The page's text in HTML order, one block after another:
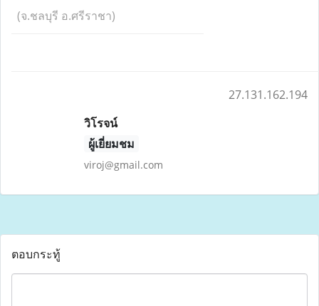
(จ.ชลบุรี อ.ศรีราชา)
27.131.162.194
วิโรจน์
ผู้เยี่ยมชม
viroj@gmail.com
ตอบกระทู้